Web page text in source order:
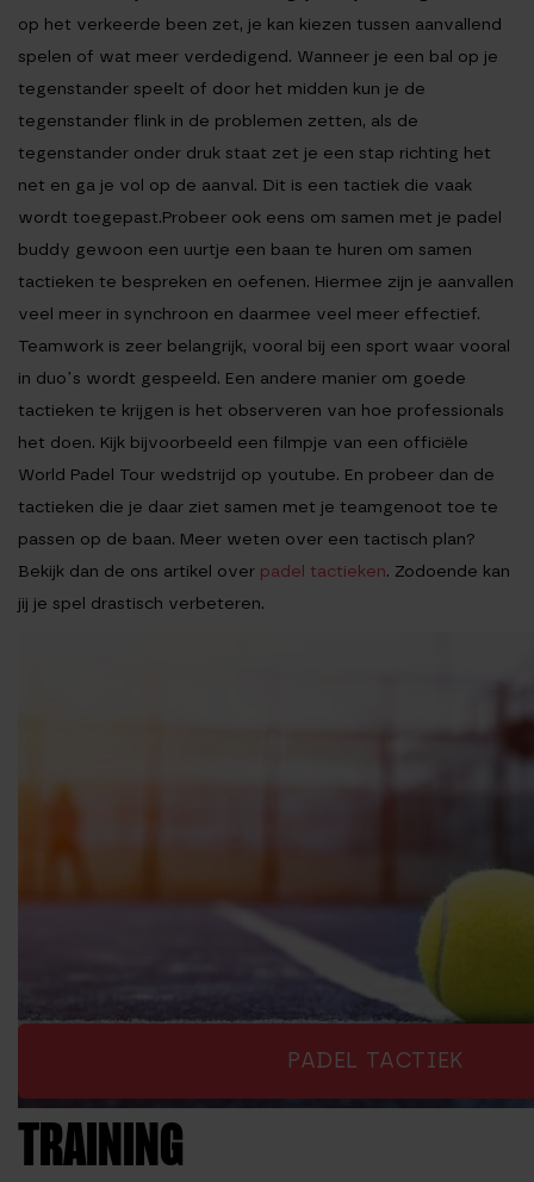
op het verkeerde been zet, je kan kiezen tussen aanvallend
spelen of wat meer verdedigend. Wanneer je een bal op je
tegenstander speelt of door het midden kun je de
tegenstander flink in de problemen zetten, als de
tegenstander onder druk staat zet je een stap richting het
net en ga je vol op de aanval. Dit is een tactiek die vaak
wordt toegepast.Probeer ook eens om samen met je padel
buddy gewoon een uurtje een baan te huren om samen
tactieken te bespreken en oefenen. Hiermee zijn je aanvallen
veel meer in synchroon en daarmee veel meer effectief.
Teamwork is zeer belangrijk, vooral bij een sport waar vooral
in duo’s wordt gespeeld. Een andere manier om goede
tactieken te krijgen is het observeren van hoe professionals
het doen. Kijk bijvoorbeeld een filmpje van een officiële
World Padel Tour wedstrijd op youtube. En probeer dan de
tactieken die je daar ziet samen met je teamgenoot toe te
passen op de baan. Meer weten over een tactisch plan?
Bekijk dan de ons artikel over padel tactieken. Zodoende kan
jij je spel drastisch verbeteren.
PADEL TACTIEK
TRAINING